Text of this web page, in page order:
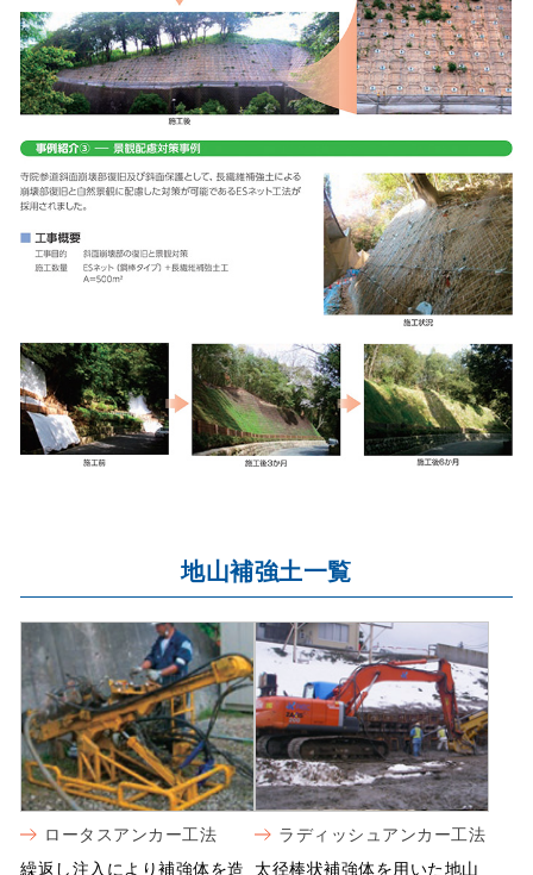
地山補強土一覧
ロータスアンカー工法
繰返し注入により補強体を造
ラディッシュアンカー工法
太径棒状補強体を用いた地山